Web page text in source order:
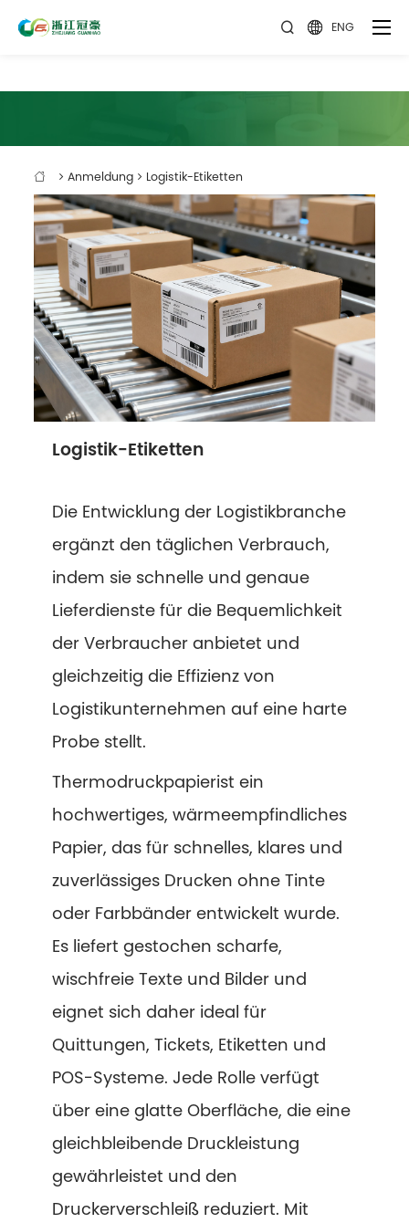
  ENG
 Anmeldung Logistik-Etiketten
Logistik-Etiketten
Die Entwicklung der Logistikbranche
ergänzt den täglichen Verbrauch,
indem sie schnelle und genaue
Lieferdienste für die Bequemlichkeit
der Verbraucher anbietet und
gleichzeitig die Effizienz von
Logistikunternehmen auf eine harte
Probe stellt.
Thermodruckpapierist ein
hochwertiges, wärmeempfindliches
Papier, das für schnelles, klares und
zuverlässiges Drucken ohne Tinte
oder Farbbänder entwickelt wurde.
Es liefert gestochen scharfe,
wischfreie Texte und Bilder und
eignet sich daher ideal für
Quittungen, Tickets, Etiketten und
POS-Systeme. Jede Rolle verfügt
über eine glatte Oberfläche, die eine
gleichbleibende Druckleistung
gewährleistet und den
Druckerverschleiß reduziert. Mit